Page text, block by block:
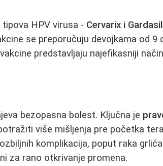
HPV virusa - Cervarix i Gardasil
se preporučuju devojkama od 9
predstavljaju najefikasniji
bezopasna bolest. Ključna je
više mišljenja pre početka
komplikacija, poput raka
za rano otkrivanje promena.